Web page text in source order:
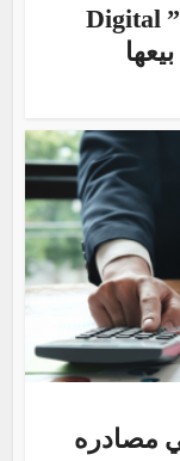
ما هي “المنتجات الرقمية” Digital
مصادره